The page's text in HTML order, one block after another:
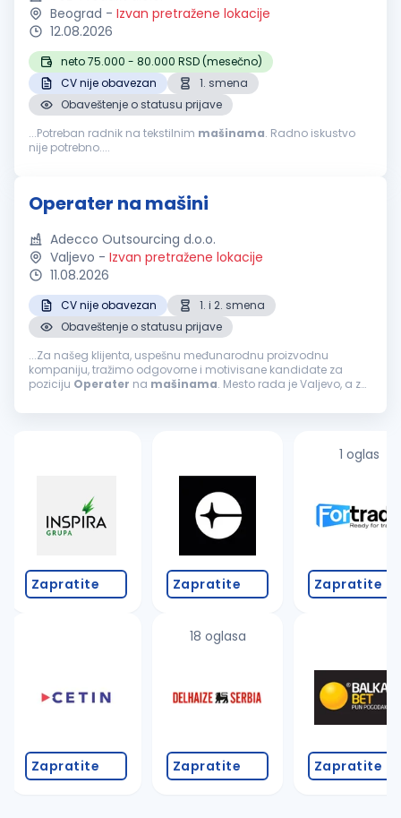
Beograd - Izvan pretražene lokacije
12.08.2026
neto 75.000 - 80.000 RSD (mesečno)
CV nije obavezan
1. smena
Obaveštenje o statusu prijave
...Potreban radnik na tekstilnim mašinama. Radno iskustvo
nije potrebno....
Operater na mašini
Adecco Outsourcing d.o.o.
Valjevo - Izvan pretražene lokacije
11.08.2026
CV nije obavezan
1. i 2. smena
Obaveštenje o statusu prijave
...Za našeg klijenta, uspešnu međunarodnu proizvodnu
kompaniju, tražimo odgovorne i motivisane kandidate za
poziciju Operater na mašinama. Mesto rada je Valjevo, a za
organizovan prevoz. Profil...
Zapratite
Zapratite
Zapratite
18 oglasa
Zapratite
1 oglas
Zapratite
Zapratite